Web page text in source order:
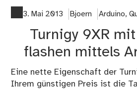
3. Mai 2013 Bjoern Arduino,
Turnigy 9XR
flashen mittels
Eine nette Eigenschaft der
Ihrem günstigen Preis ist die